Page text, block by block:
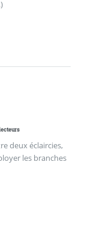
deux éclaircies,
les branches